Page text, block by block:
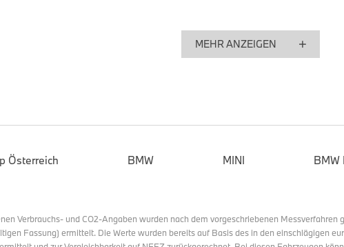
MEHR ANZEIGEN
Österreich BMW MINI BMW
Verbrauchs- und CO2-Angaben wurden nach dem vorgeschriebenen Messverfahren
Fassung) ermittelt. Die Werte wurden bereits auf Basis des in den einschlägigen